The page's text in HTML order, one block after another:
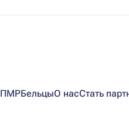
ПМРБельцыО насСтать